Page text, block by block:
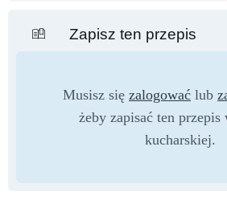
Zapisz ten przepis
Musisz się zalogować lub
żeby zapisać ten przepis
kucharskiej.